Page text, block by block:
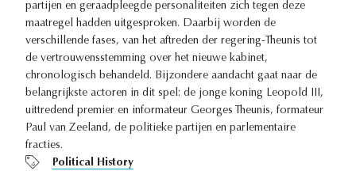
partijen en geraadpleegde personaliteiten zich tegen deze
maatregel hadden uitgesproken. Daarbij worden de
verschillende fases, van het aftreden der regering-Theunis tot
de vertrouwensstemming over het nieuwe kabinet,
chronologisch behandeld. Bijzondere aandacht gaat naar de
belangrijkste actoren in dit spel: de jonge koning Leopold III,
uittredend premier en informateur Georges Theunis, formateur
Paul van Zeeland, de politieke partijen en parlementaire
fracties.
Political History